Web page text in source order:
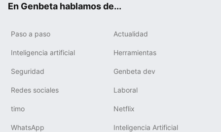
En Genbeta hablamos de...
Paso a paso Actualidad
Inteligencia artificial Herramientas
Seguridad Genbeta dev
Redes sociales Laboral
timo Netflix
WhatsApp Inteligencia Artificial